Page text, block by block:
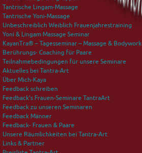
Tantrische Lingam-Massage
Tantrische Yoni-Massage
Unbeschreiblich Weiblich Frauenjahrestraining
Yoni & Lingam Massage Seminar
KayanTra® – Tagesseminar – Massage & Bodywork
Berührungs- Coaching für Paare
Teilnahmebedingungen für unsere Seminare
Aktuelles bei Tantra-Art
Über Mich-Kaya
Feedback schreiben
Feedback’s Frauen-Seminare TantraArt
Feedback zu unseren Seminaren
Feedback Männer
Feedback- Frauen & Paare
Unsere Räumlichkeiten bei Tantra-Art
Links & Partner